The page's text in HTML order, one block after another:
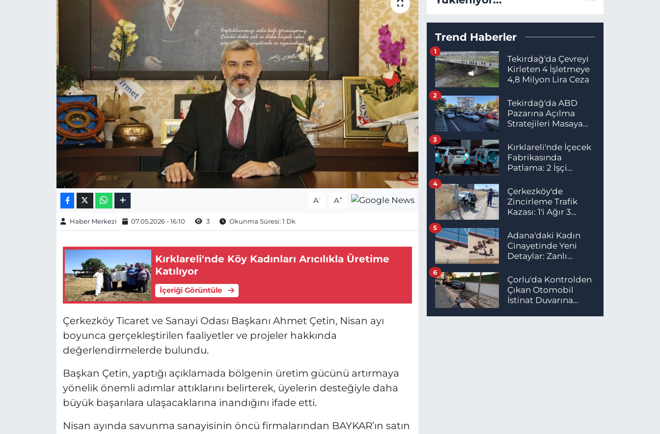
A- A+
Haber Merkezi 07.05.2026 - 16:10 3 Okunma Süresi: 1 Dk
Kırklareli'nde Köy Kadınları Arıcılıkla Üretime
Katılıyor
İçeriği Görüntüle
Çerkezköy Ticaret ve Sanayi Odası Başkanı Ahmet Çetin, Nisan ayı
boyunca gerçekleştirilen faaliyetler ve projeler hakkında
değerlendirmelerde bulundu.
Başkan Çetin, yaptığı açıklamada bölgenin üretim gücünü artırmaya
yönelik önemli adımlar attıklarını belirterek, üyelerin desteğiyle daha
büyük başarılara ulaşacaklarına inandığını ifade etti.
Nisan ayında savunma sanayisinin öncü firmalarından BAYKAR’ın satın
Trend Haberler
Tekirdağ'da Çevreyi
Kirleten 4 İşletmeye
4,8 Milyon Lira Ceza
1
Tekirdağ'da ABD
Pazarına Açılma
Stratejileri Masaya
2
Kırklareli'nde İçecek
Fabrikasında
Patlama: 2 İşçi
3
Çerkezköy'de
Zincirleme Trafik
Kazası: 1'i Ağır 3
4
Adana'daki Kadın
Cinayetinde Yeni
Detaylar: Zanlı
Yakalandı
5
Çorlu'da Kontrolden
Çıkan Otomobil
İstinat Duvarına
6
Gizlilik Sözleşmesi
İletişim
Künye
Topluluk Kuralları
Yayın İlkeleri